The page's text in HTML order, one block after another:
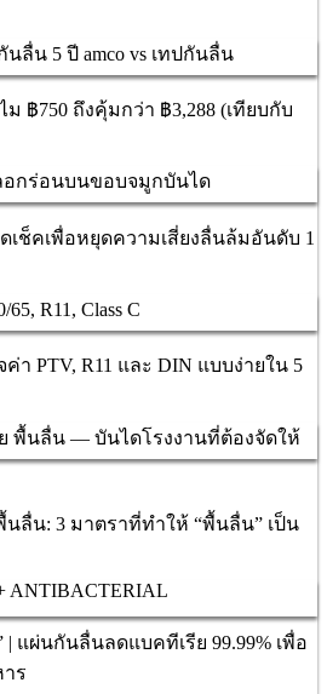
฿750 ถึงคุ้มกว่า ฿3,288 (เทียบกับ
ช็คเพื่อหยุดความเสี่ยงลื่นล้มอันดับ 1
า PTV, R11 และ DIN แบบง่ายใน 5
ลื่น: 3 มาตราที่ทำให้ “พื้นลื่น” เป็น
| แผ่นกันลื่นลดแบคทีเรีย 99.99% เพื่อ
ร